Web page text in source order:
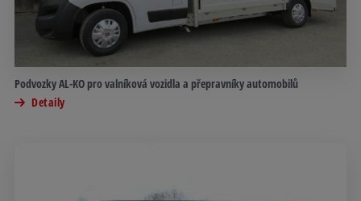
Podvozky AL-KO pro valníková vozidla a přepravníky automobilů
Detaily